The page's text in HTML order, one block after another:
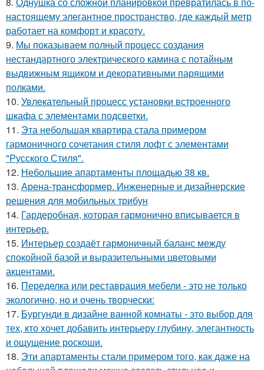
настоящему элегантное пространство, где каждый метр
работает на комфорт и красоту.
9. Мы показываем полный процесс создания
нестандартного электрического камина с потайным
выдвижным ящиком и декоративными парящими
полками.
10. Увлекательный процесс установки встроенного
шкафа с элементами подсветки.
11. Эта небольшая квартира стала примером
гармоничного сочетания стиля лофт с элементами
"Русского Стиля".
12. Небольшие апартаменты площадью 38 кв.
13. Арена-трансформер. Инженерные и дизайнерские
решения для мобильных трибун
14. Гардеробная, которая гармонично вписывается в
интерьер.
15. Интерьер создаёт гармоничный баланс между
спокойной базой и выразительными цветовыми
акцентами.
16. Переделка или реставрация мебели - это не только
экологично, но и очень творчески:
17. Бургунди в дизайне ванной комнаты - это выбор для
тех, кто хочет добавить интерьеру глубину, элегантность
и ощущение роскоши.
18. Эти апартаменты стали примером того, как даже на